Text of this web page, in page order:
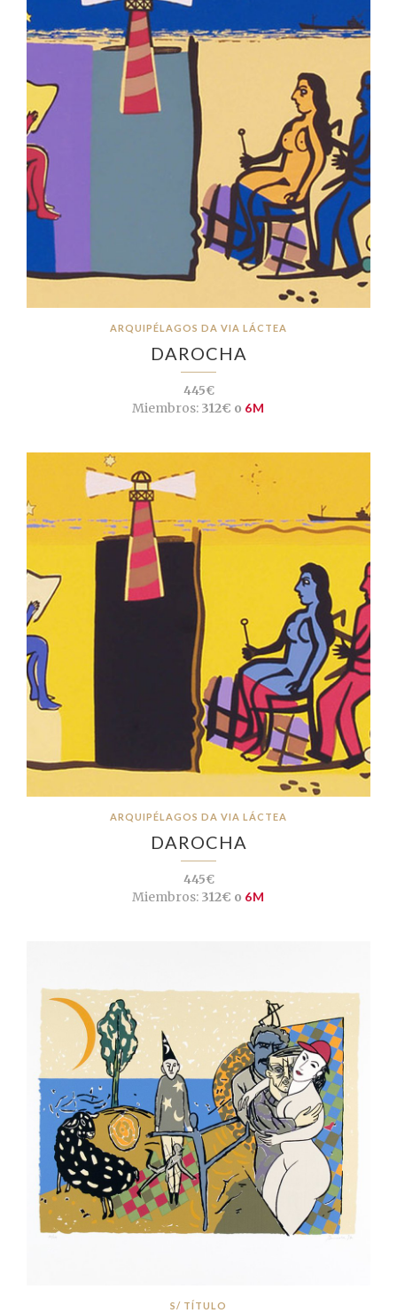
ARQUIPÉLAGOS DA VIA LÁCTEA
DAROCHA
445€
Miembros: 312€ o 6M
ARQUIPÉLAGOS DA VIA LÁCTEA
DAROCHA
445€
Miembros: 312€ o 6M
S/ TÍTULO